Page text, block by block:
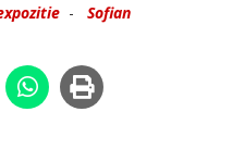
- Sofian